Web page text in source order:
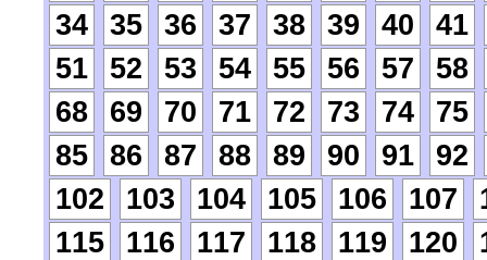
34
35 36 37 38 39 40
41
51
52 53 54 55 56 57
58
68
69 70 71 72 73 74
75
85
86 87 88 89 90 91
92
102
103 104 105 106 107
115
116 117 118 119 120